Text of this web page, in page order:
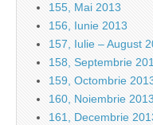
155, Mai 2013
156, Iunie 2013
157, Iulie – August
158, Septembrie
159, Octombrie
160, Noiembrie
161, Decembrie